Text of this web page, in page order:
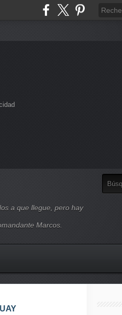
a que llegue, pero hay
Marcos.